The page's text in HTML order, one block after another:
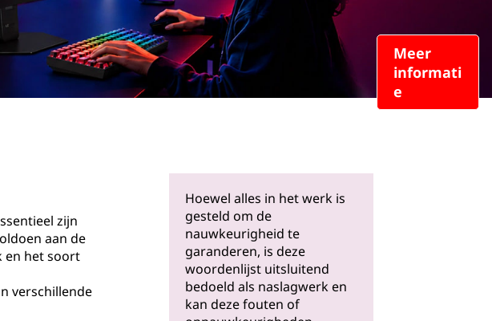
Meer
informati
e
zijn
aan de
en het soort
verschillende
Hoewel alles in het werk is
gesteld om de
nauwkeurigheid te
garanderen, is deze
woordenlijst uitsluitend
bedoeld als naslagwerk en
kan deze fouten of